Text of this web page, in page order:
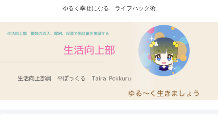
ゆるく幸せになる ライフハック術